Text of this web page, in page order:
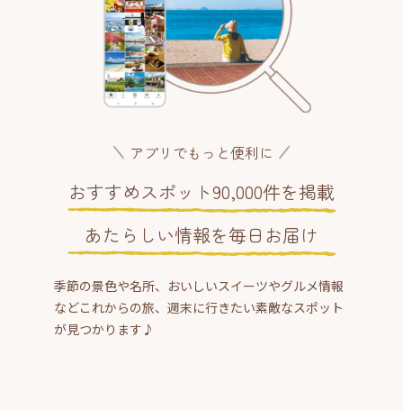
アプリでもっと便利に
おすすめスポット90,000件を掲載
あたらしい情報を毎日お届け
季節の景色や名所、おいしいスイーツやグルメ情報
などこれからの旅、週末に行きたい素敵なスポット
が見つかります♪